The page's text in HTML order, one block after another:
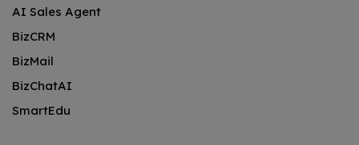
AI Sales Agent
BizCRM
BizMail
BizChatAI
SmartEdu